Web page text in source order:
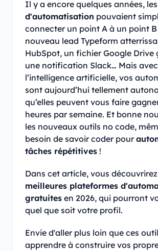
Il y a encore quelques années, les
d'automatisation pouvaient
connecter un point A à un point B
nouveau lead Typeform
HubSpot, un fichier Google Drive
une notification Slack… Mais avec
l’intelligence artificielle, vos
sont aujourd’hui tellement
qu’elles peuvent vous faire
heures par semaine. Et bonne
les nouveaux outils no code,
besoin de savoir coder pour
tâches répétitives !
Dans cet article, vous
meilleures plateformes
gratuites en 2026, qui pourront
quel que soit votre profil.
Envie d'aller plus loin que ces
apprendre à construire vos